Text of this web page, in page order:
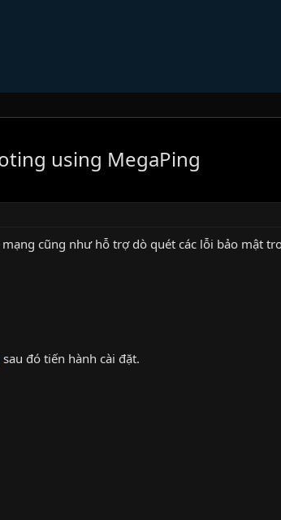
using MegaPing
cũng như hỗ trợ dò quét các lỗi bảo mật
sau đó tiến hành cài đặt.